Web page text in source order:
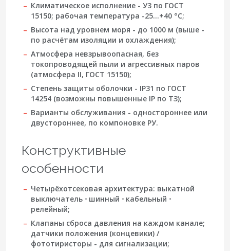
Климатическое исполнение -У3 по ГОСТ
15150; рабочая температура -25…+40 °C;
Высота над уровнем моря - до 1000 м (выше -
по расчётам изоляции и охлаждения);
Атмосфера невзрывоопасная, без
токопроводящей пыли и агрессивных паров
(атмосфера II, ГОСТ 15150);
Степень защиты оболочки - IP31 по ГОСТ
14254 (возможны повышенные IP по ТЗ);
Варианты обслуживания - одностороннее или
двустороннее, по компоновке РУ.
Конструктивные
особенности
Четырёхотсековая архитектура: выкатной
выключатель ⋅ шинный ⋅ кабельный ⋅
релейный;
Клапаны сброса давления на каждом канале;
датчики положения (концевики) /
фототиристоры - для сигнализации;